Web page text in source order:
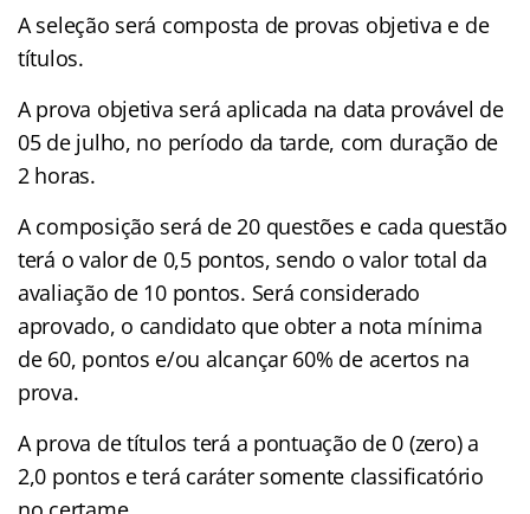
A seleção será composta de provas objetiva e de
títulos.
A prova objetiva será aplicada na data provável de
05 de julho, no período da tarde, com duração de
2 horas.
A composição será de 20 questões e cada questão
terá o valor de 0,5 pontos, sendo o valor total da
avaliação de 10 pontos. Será considerado
aprovado, o candidato que obter a nota mínima
de 60, pontos e/ou alcançar 60% de acertos na
prova.
A prova de títulos terá a pontuação de 0 (zero) a
2,0 pontos e terá caráter somente classificatório